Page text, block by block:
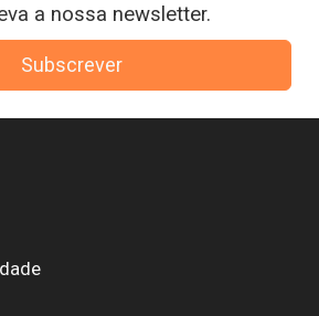
a nossa newsletter.
Subscrever